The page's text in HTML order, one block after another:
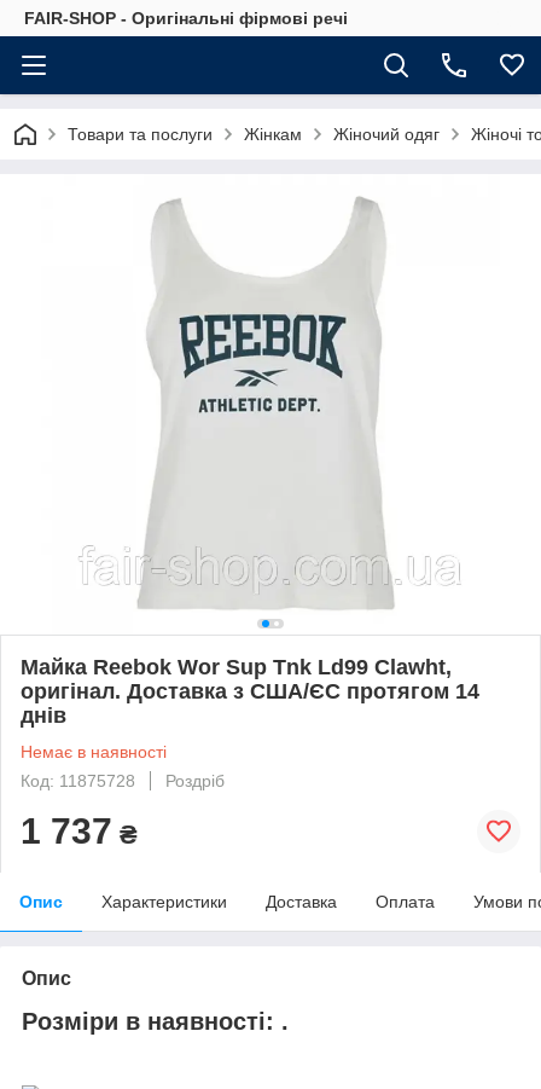
FAIR-SHOP - Оригінальні фірмові речі
Товари та послуги Жінкам Жіночий одяг Жіночі
Майка Reebok Wor Sup Tnk Ld99 Clawht,
оригінал. Доставка з США/ЄС протягом 14
днів
Немає в наявності
Код: 11875728
Роздріб
1 737 ₴
Опис Характеристики Доставка Оплата Умови
Опис
Розміри в наявності: .